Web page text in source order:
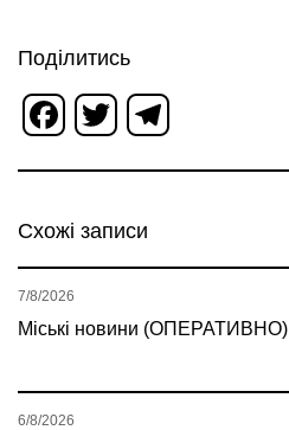
Поділитись
Facebook
Twitter
Схожі записи
Міські новини (ОПЕРАТИВНО)
7/8/2026
6/8/2026